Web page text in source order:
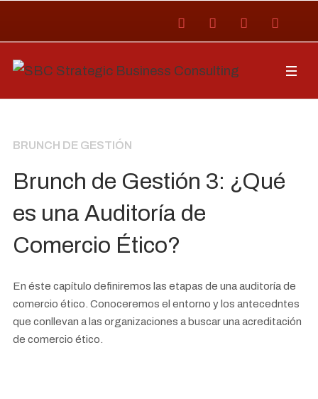
BRUNCH DE GESTIÓN
Brunch de Gestión 3: ¿Qué
es una Auditoría de
Comercio Ético?
En éste capítulo definiremos las etapas de una auditoría de
comercio ético. Conoceremos el entorno y los antecedntes
que conllevan a las organizaciones a buscar una acreditación
de comercio ético.